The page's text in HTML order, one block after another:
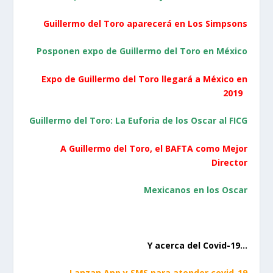
Guillermo del Toro aparecerá en Los Simpsons
Posponen expo de Guillermo del Toro en México
Expo de Guillermo del Toro llegará a México en
2019
Guillermo del Toro: La Euforia de los Oscar al FICG
A Guillermo del Toro, el BAFTA como Mejor
Director
Mexicanos en los Oscar
Y acerca del Covid-19…